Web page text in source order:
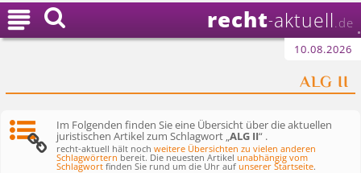
recht-aktuell .de
10.08.2026
ALG II

Im Folgenden finden Sie eine Übersicht über die aktuellen
juristischen Artikel zum Schlagwort „ALG II“ .
recht-aktuell hält nochweitere Übersichten zu vielen anderen
Schlagwörtern bereit. Die neuesten Artikelunabhängig vom
Schlagwort finden Sie rund um die Uhr aufunserer Startseite.